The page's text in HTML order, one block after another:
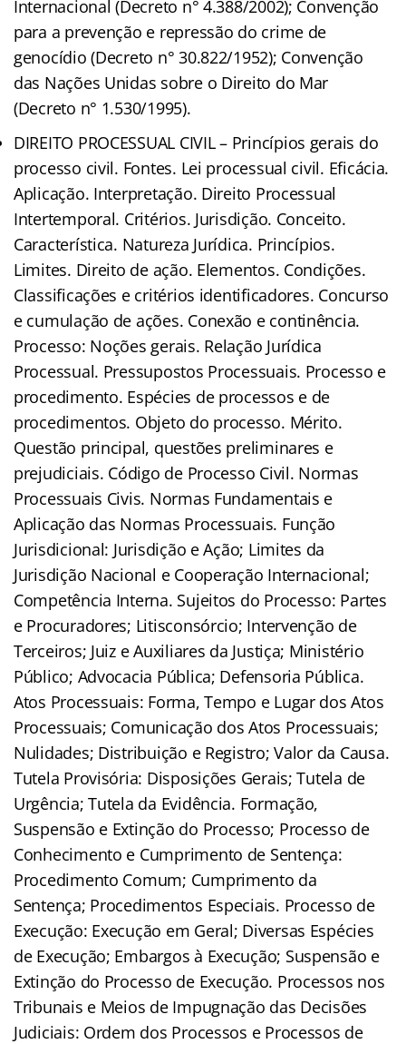
Internacional (Decreto n° 4.388/2002); Convenção
para a prevenção e repressão do crime de
genocídio (Decreto n° 30.822/1952); Convenção
das Nações Unidas sobre o Direito do Mar
(Decreto n° 1.530/1995).
DIREITO PROCESSUAL CIVIL – Princípios gerais do
processo civil. Fontes. Lei processual civil. Eficácia.
Aplicação. Interpretação. Direito Processual
Intertemporal. Critérios. Jurisdição. Conceito.
Característica. Natureza Jurídica. Princípios.
Limites. Direito de ação. Elementos. Condições.
Classificações e critérios identificadores. Concurso
e cumulação de ações. Conexão e continência.
Processo: Noções gerais. Relação Jurídica
Processual. Pressupostos Processuais. Processo e
procedimento. Espécies de processos e de
procedimentos. Objeto do processo. Mérito.
Questão principal, questões preliminares e
prejudiciais. Código de Processo Civil. Normas
Processuais Civis. Normas Fundamentais e
Aplicação das Normas Processuais. Função
Jurisdicional: Jurisdição e Ação; Limites da
Jurisdição Nacional e Cooperação Internacional;
Competência Interna. Sujeitos do Processo: Partes
e Procuradores; Litisconsórcio; Intervenção de
Terceiros; Juiz e Auxiliares da Justiça; Ministério
Público; Advocacia Pública; Defensoria Pública.
Atos Processuais: Forma, Tempo e Lugar dos Atos
Processuais; Comunicação dos Atos Processuais;
Nulidades; Distribuição e Registro; Valor da Causa.
Tutela Provisória: Disposições Gerais; Tutela de
Urgência; Tutela da Evidência. Formação,
Suspensão e Extinção do Processo; Processo de
Conhecimento e Cumprimento de Sentença:
Procedimento Comum; Cumprimento da
Sentença; Procedimentos Especiais. Processo de
Execução: Execução em Geral; Diversas Espécies
de Execução; Embargos à Execução; Suspensão e
Extinção do Processo de Execução. Processos nos
Tribunais e Meios de Impugnação das Decisões
Judiciais: Ordem dos Processos e Processos de